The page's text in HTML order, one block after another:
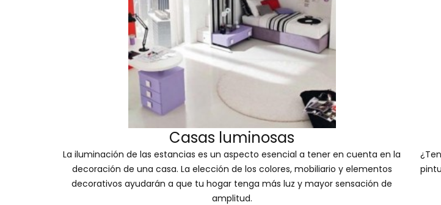
Casas luminosas
La iluminación de las estancias es un aspecto esencial a tener en cuenta en la
decoración de una casa. La elección de los colores, mobiliario y elementos
decorativos ayudarán a que tu hogar tenga más luz y mayor sensación de
amplitud.